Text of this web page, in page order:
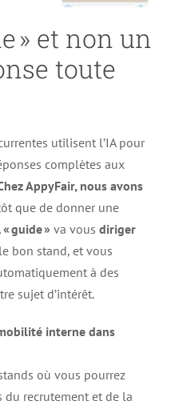
» et non un
toute
utilisent l’IA pour
complètes aux
AppyFair, nous avons
que de donner une
« guide »va vous diriger
bon stand, et vous
à des
sujet d’intérêt.
interne dans
où vous pourrez
du recrutement et de la